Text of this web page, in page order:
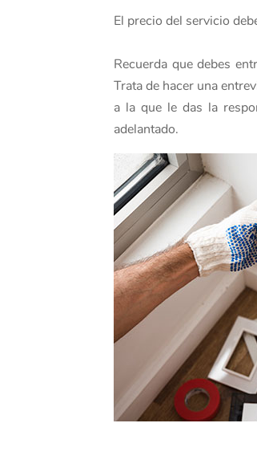
El precio del servicio
Recuerda que debes
Trata de hacer una
a la que le das la
adelantado.